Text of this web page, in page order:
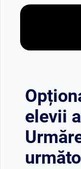
elevii